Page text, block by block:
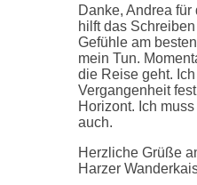
Danke, Andrea
hilft das
Gefühle am
mein Tun.
die Reise geht.
Vergangenheit
Horizont. Ich
auch.
Herzliche Grüße
Harzer